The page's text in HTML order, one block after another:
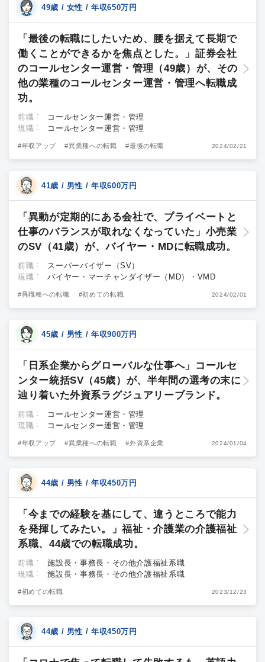
49歳 / 女性 / 年収650万円
「最後の転職にしたいため、腰を据えて長期で
働くことができるかを焦点とした。」証券会社
のコールセンター運営・管理（49歳）が、その
他の業種のコールセンター運営・管理へ転職成
功。
前職
コールセンター運営・管理
現職
コールセンター運営・管理
#年収アップ #異業種への転職 #最後の転職 2024/02/21
41歳 / 男性 / 年収600万円
「異動が定期的にある会社で、プライベートと
仕事のバランスが取れなくなっていた」小売業
のSV（41歳）が、バイヤー・MDに転職成功。
前職
スーパーバイザー（SV）
現職
バイヤー・マーチャンダイザー（MD）・VMD
#異職種への転職 #初めての転職 2024/02/01
45歳 / 男性 / 年収900万円
「日系企業からグローバルな仕事へ」コールセ
ンター統括SV（45歳）が、半年間の選考の末に
辿り着いた外資系ラグジュアリーブランド。
前職
コールセンター運営・管理
現職
コールセンター運営・管理
#年収アップ #異業種への転職 #外資系企業 2024/01/04
44歳 / 男性 / 年収450万円
「今までの経験を基にして、違うところで能力
を発揮してみたい。」福祉・介護業の介護福祉
系職、44歳での転職成功。
前職
施設長・事務長・その他介護福祉系職
現職
施設長・事務長・その他介護福祉系職
#初めての転職 2023/12/23
44歳 / 男性 / 年収450万円